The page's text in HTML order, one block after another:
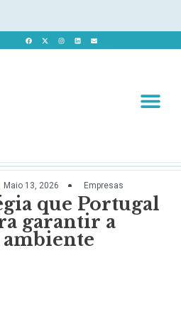
Maio 13, 2026 Empresas
que Portugal
garantir a